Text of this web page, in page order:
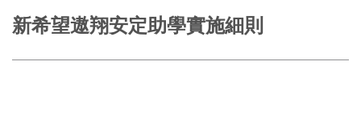
新希望遨翔安定助學實施細則